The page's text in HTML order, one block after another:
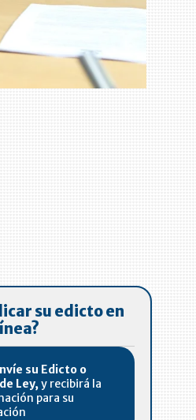
su edicto en
línea?
su Edicto o
Ley, y recibirá la
para su